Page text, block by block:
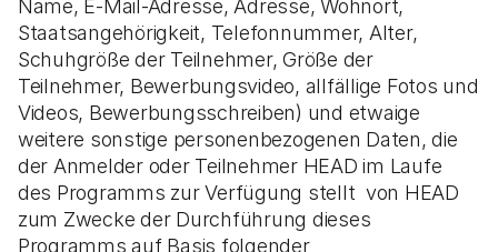
Name, E-Mail-Adresse, Adresse, Wohnort,
Staatsangehörigkeit, Telefonnummer, Alter,
Schuhgröße der Teilnehmer, Größe der
Teilnehmer, Bewerbungsvideo, allfällige Fotos und
Videos, Bewerbungsschreiben) und etwaige
weitere sonstige personenbezogenen Daten, die
der Anmelder oder Teilnehmer HEAD im Laufe
des Programms zur Verfügung stellt von HEAD
zum Zwecke der Durchführung dieses
Programms auf Basis folgender